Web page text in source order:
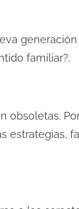
familiar?.
obsoletas.
estrategias,